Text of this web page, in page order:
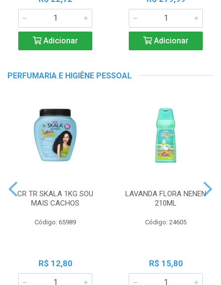
Adicionar Adicionar
PERFUMARIA E HIGIÊNE PESSOAL
CR TR SKALA 1KG SOU
MAIS CACHOS
Código: 65989
R$ 12,80
LAVANDA FLORA NENEN
210ML
Código: 24605
R$ 15,80